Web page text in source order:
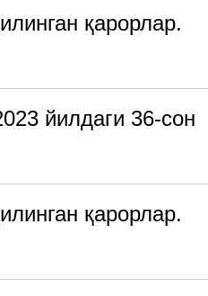
қарорлар.
йилдаги 36-сон
қарорлар.